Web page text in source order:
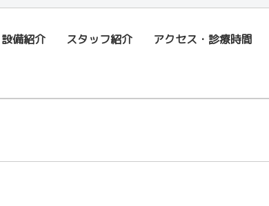
設備紹介 スタッフ紹介 アクセス・診療時間